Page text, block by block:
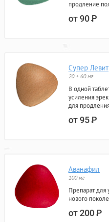
продление
от 90Р
Супер
20 + 60 мг
В одной
усиления
для
от 95Р
Аванафил
100 мг
Препарат для
нового
от 200Р